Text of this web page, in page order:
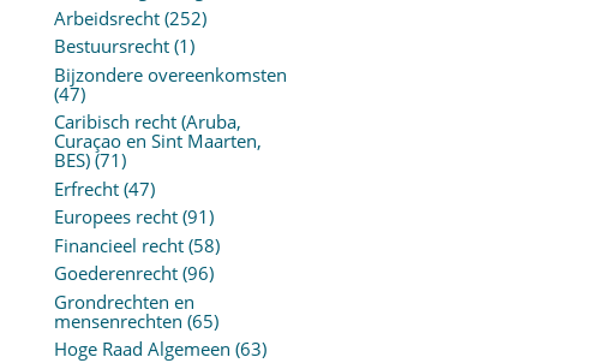
Arbeidsrecht(252)
Bestuursrecht(1)
Bijzondere overeenkomsten
(47)
Caribisch recht (Aruba,
Curaçao en Sint Maarten,
BES)(71)
Erfrecht(47)
Europees recht(91)
Financieel recht(58)
Goederenrecht(96)
Grondrechten en
mensenrechten (65)
Hoge Raad Algemeen (63)